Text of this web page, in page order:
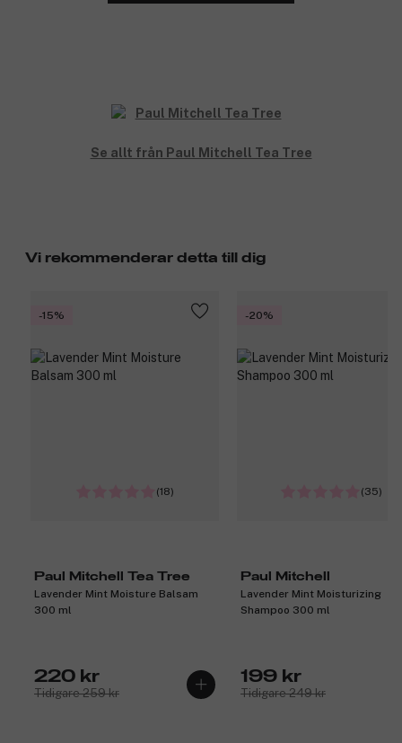
Se allt från Paul Mitchell Tea Tree
Vi rekommenderar detta till dig
-15%
(18)
Paul Mitchell Tea Tree
Lavender Mint Moisture Balsam
300 ml
220 kr
Tidigare 259 kr
-20%
(35)
Paul Mitchell
Lavender Mint Moisturizing
Shampoo 300 ml
199 kr
Tidigare 249 kr